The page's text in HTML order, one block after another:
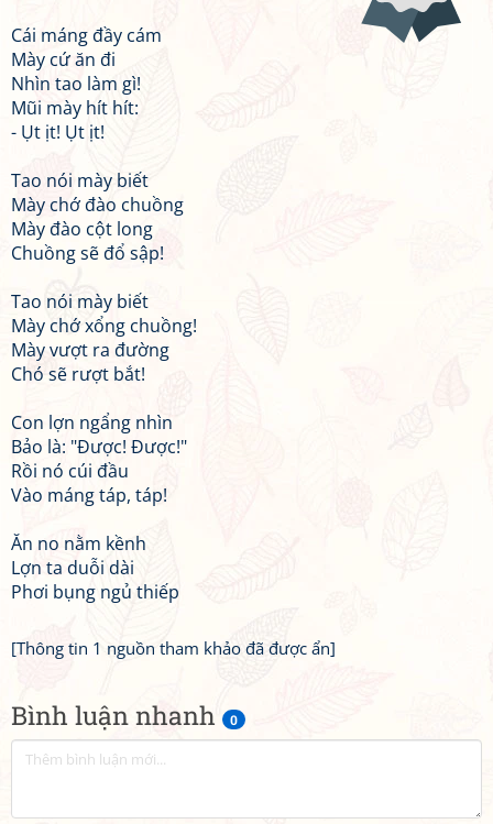
Bình luận nhanh 0
Cái máng đầy cám
Mày cứ ăn đi
Nhìn tao làm gì!
Mũi mày hít hít:
- Ụt ịt! Ụt ịt!
Tao nói mày biết
Mày chớ đào chuồng
Mày đào cột long
Chuồng sẽ đổ sập!
Tao nói mày biết
Mày chớ xổng chuồng!
Mày vượt ra đường
Chó sẽ rượt bắt!
Con lợn ngẩng nhìn
Bảo là: "Được! Được!"
Rồi nó cúi đầu
Vào máng táp, táp!
Ăn no nằm kềnh
Lợn ta duỗi dài
Phơi bụng ngủ thiếp
[Thông tin 1 nguồn tham khảo đã được ẩn]